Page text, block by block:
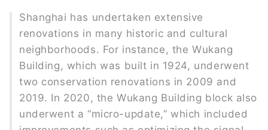
Shanghai has undertaken extensive
renovations in many historic and cultural
neighborhoods. For instance, the Wukang
Building, which was built in 1924, underwent
two conservation renovations in 2009 and
2019. In 2020, the Wukang Building block also
underwent a “micro-update,” which included